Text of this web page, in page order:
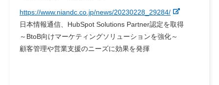
https://www.niandc.co.jp/news/20230228_29284/
日本情報通信、HubSpot Solutions Partner認定を取得
～BtoB向けマーケティングソリューションを強化～
顧客管理や営業支援のニーズに効果を発揮